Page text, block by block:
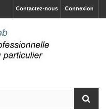
Connexion
Contactez-nous